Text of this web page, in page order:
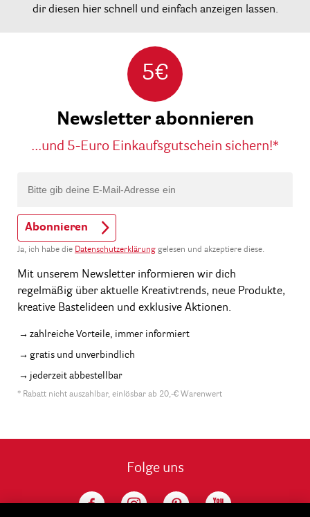
dir diesen hier schnell und einfach anzeigen lassen.
5€
Newsletter abonnieren
...und 5-Euro Einkaufsgutschein sichern!*
Abonnieren
Ja, ich habe die Datenschutzerklärung gelesen und akzeptiere diese.
Mit unserem Newsletter informieren wir dich
regelmäßig über aktuelle Kreativtrends, neue Produkte,
kreative Bastelideen und exklusive Aktionen.
zahlreiche Vorteile, immer informiert
gratis und unverbindlich
jederzeit abbestellbar
* Rabatt nicht auszahlbar, einlösbar ab 20,-€ Warenwert
Folge uns